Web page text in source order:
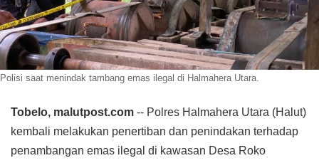
Polisi saat menindak tambang emas ilegal di Halmahera Utara.
Tobelo, malutpost.com -- Polres Halmahera Utara (Halut)
kembali melakukan penertiban dan penindakan terhadap
penambangan emas ilegal di kawasan Desa Roko